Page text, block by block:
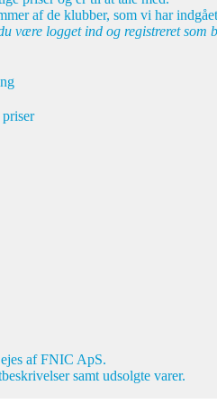
af de klubber, som vi har
være logget ind og registreret som
af FNIC ApS.
samt udsolgte varer.